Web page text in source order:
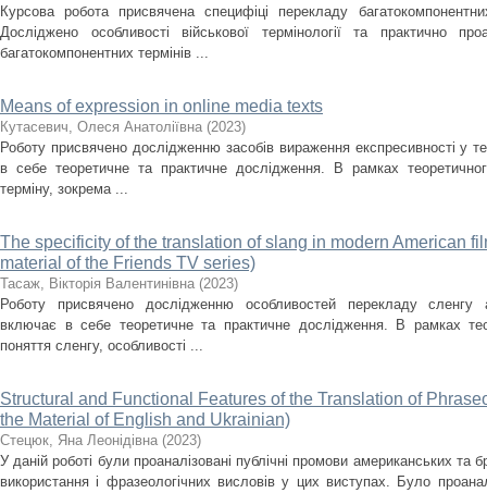
Курсова робота присвячена специфіці перекладу
Досліджено особливості військової термінології та практично
багатокомпонентних термінів ...
Means of expression in online media texts
Кутасевич, Олеся Анатоліївна (2023)
Роботу присвячено дослідженню засобів вираження експресивності у
в себе теоретичне та практичне дослідження. В рамках
терміну, зокрема ...
The specificity of the translation of slang in modern American
material of the Friends TV series)
Тасаж, Вікторія Валентинівна (2023)
Роботу присвячено дослідженню особливостей перекладу сленгу
включає в себе теоретичне та практичне дослідження. В рамках
поняття сленгу, особливості ...
Structural and Functional Features of the Translation of
the Material of English and Ukrainian)
Стецюк, Яна Леонідівна (2023)
У даній роботі були проаналізовані публічні промови американських та
використання і фразеологічних висловів у цих виступах. Було